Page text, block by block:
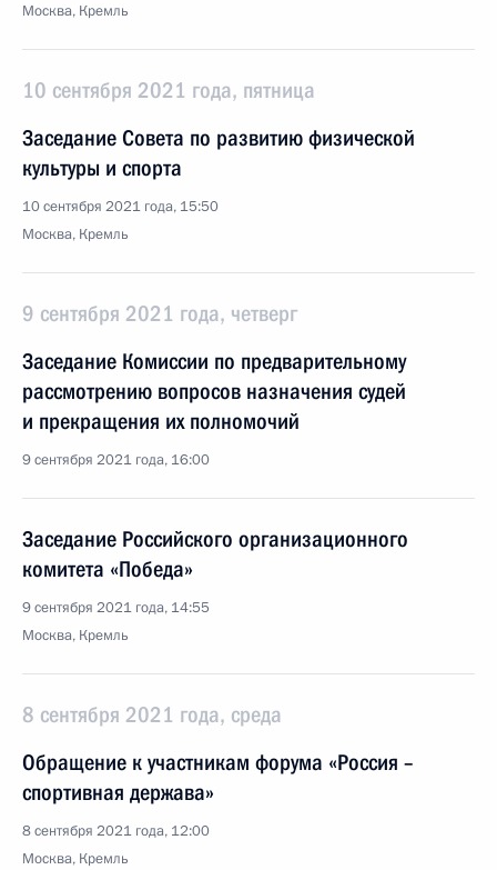
Москва, Кремль
10 сентября 2021 года, пятница
Заседание Совета по развитию физической
культуры и спорта
10 сентября 2021 года, 15:50
Москва, Кремль
9 сентября 2021 года, четверг
Заседание Комиссии по предварительному
рассмотрению вопросов назначения судей
и прекращения их полномочий
9 сентября 2021 года, 16:00
Заседание Российского организационного
комитета «Победа»
9 сентября 2021 года, 14:55
Москва, Кремль
8 сентября 2021 года, среда
Обращение к участникам форума «Россия –
спортивная держава»
8 сентября 2021 года, 12:00
Москва, Кремль